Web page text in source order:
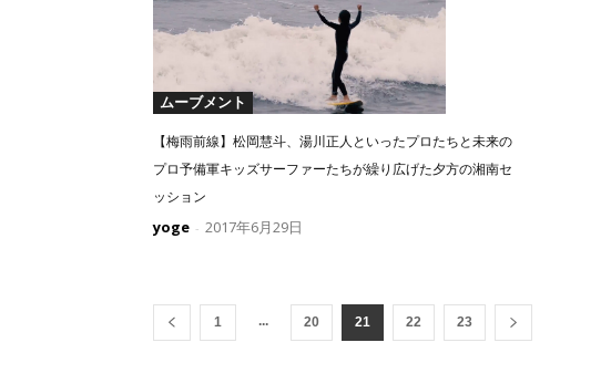
ムーブメント
【梅雨前線】松岡慧斗、湯川正人といったプロたちと未来の
プロ予備軍キッズサーファーたちが繰り広げた夕方の湘南セ
ッション
yoge - 2017年6月29日
1 ... 20 21 22 23